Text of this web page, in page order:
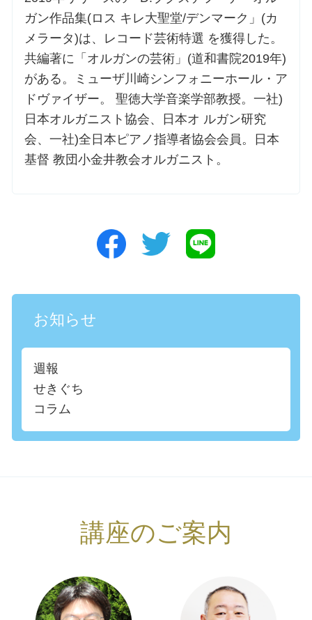
ガン作品集(ロス キレ大聖堂/デンマーク」(カ
メラータ)は、レコード芸術特選 を獲得した。
共編著に「オルガンの芸術」(道和書院2019年)
がある。ミューザ川崎シンフォニーホール・ア
ドヴァイザー。 聖徳大学音楽学部教授。一社)
日本オルガニスト協会、日本オ ルガン研究
会、一社)全日本ピアノ指導者協会会員。日本
基督 教団小金井教会オルガニスト。
お知らせ
週報
せきぐち
コラム
講座のご案内